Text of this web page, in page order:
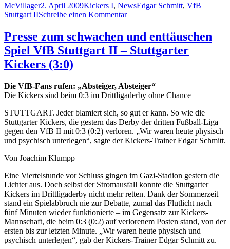
Autor
McVillagerVeröffentlicht
am
2. April 2009Kategorien
Kickers I, NewsSchlagwörter
Edgar Schmitt, VfB
Stuttgart IISchreibe einen Kommentarzu
Kickers-
Chefetage
schließt
Presse zum schwachen und enttäuschen
Spiel VfB Stuttgart II – Stuttgarter
Kickers (3:0)
Die VfB-Fans rufen: „Absteiger, Absteiger“
Die Kickers sind beim 0:3 im Drittligaderby ohne Chance
STUTTGART. Jeder blamiert sich, so gut er kann. So wie die
Stuttgarter Kickers, die gestern das Derby der dritten Fußball-Liga
gegen den VfB II mit 0:3 (0:2) verloren. „Wir waren heute physisch
und psychisch unterlegen“, sagte der Kickers-Trainer Edgar Schmitt.
Von Joachim Klumpp
Eine Viertelstunde vor Schluss gingen im Gazi-Stadion gestern die
Lichter aus. Doch selbst der Stromausfall konnte die Stuttgarter
Kickers im Drittligaderby nicht mehr retten. Dank der Sommerzeit
stand ein Spielabbruch nie zur Debatte, zumal das Flutlicht nach
fünf Minuten wieder funktionierte – im Gegensatz zur Kickers-
Mannschaft, die beim 0:3 (0:2) auf verlorenem Posten stand, von der
ersten bis zur letzten Minute. „Wir waren heute physisch und
psychisch unterlegen“, gab der Kickers-Trainer Edgar Schmitt zu.